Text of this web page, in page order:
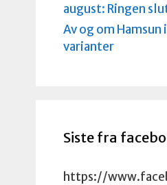
august: Ringen
Av og om Hamsun
varianter
Siste fra
https://